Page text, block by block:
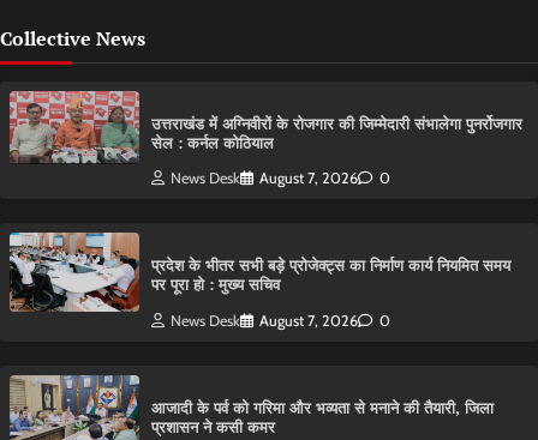
Collective News
उत्तराखंड में अग्निवीरों के रोजगार की जिम्मेदारी संभालेगा पुनर्रोजगार
सेल : कर्नल कोठियाल
News Desk August 7, 2026 0
प्रदेश के भीतर सभी बड़े प्रोजेक्ट्स का निर्माण कार्य नियमित समय
पर पूरा हो : मुख्य सचिव
News Desk August 7, 2026 0
आजादी के पर्व को गरिमा और भव्यता से मनाने की तैयारी, जिला
प्रशासन ने कसी कमर